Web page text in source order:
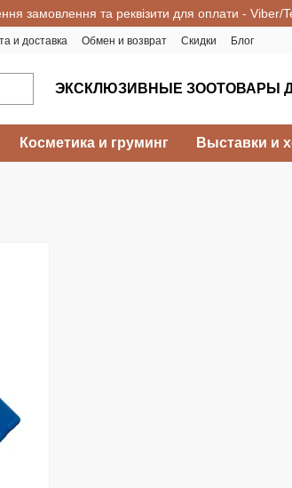
замовлення та реквізити для оплати - Viber/
и доставка Обмен и возврат Скидки Блог
ЭКСКЛЮЗИВНЫЕ ЗООТОВАРЫ
Косметика и груминг Выставки и